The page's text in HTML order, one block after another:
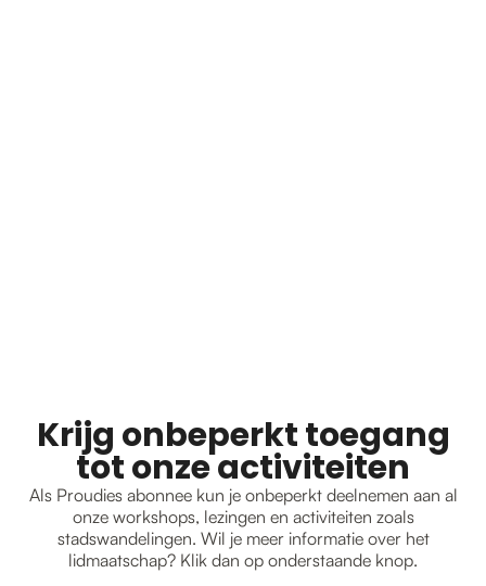
Krijg onbeperkt toegang
tot onze activiteiten
Als Proudies abonnee kun je onbeperkt deelnemen aan al
onze workshops, lezingen en activiteiten zoals
stadswandelingen. Wil je meer informatie over het
lidmaatschap? Klik dan op onderstaande knop.